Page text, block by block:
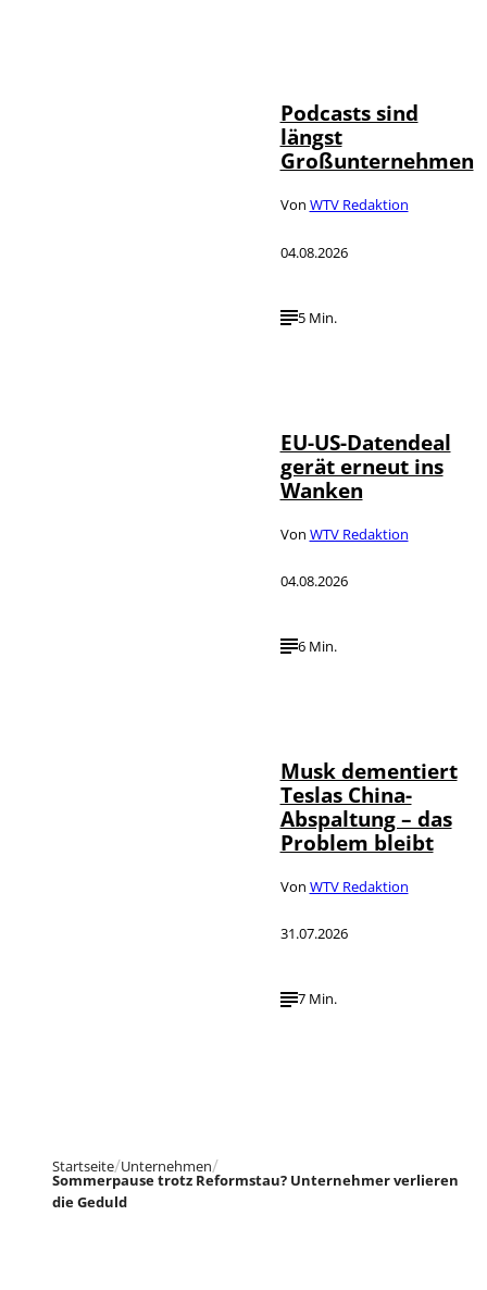
Podcasts sind
längst
Großunternehmen
Von WTV Redaktion
04.08.2026
5 Min.
EU-US-Datendeal
gerät erneut ins
Wanken
Von WTV Redaktion
04.08.2026
6 Min.
Musk dementiert
Teslas China-
Abspaltung – das
Problem bleibt
Von WTV Redaktion
31.07.2026
7 Min.
Startseite Unternehmen
Sommerpause trotz Reformstau? Unternehmer verlieren
die Geduld